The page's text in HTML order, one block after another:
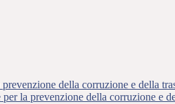
della corruzione e della
per la prevenzione della corruzione e